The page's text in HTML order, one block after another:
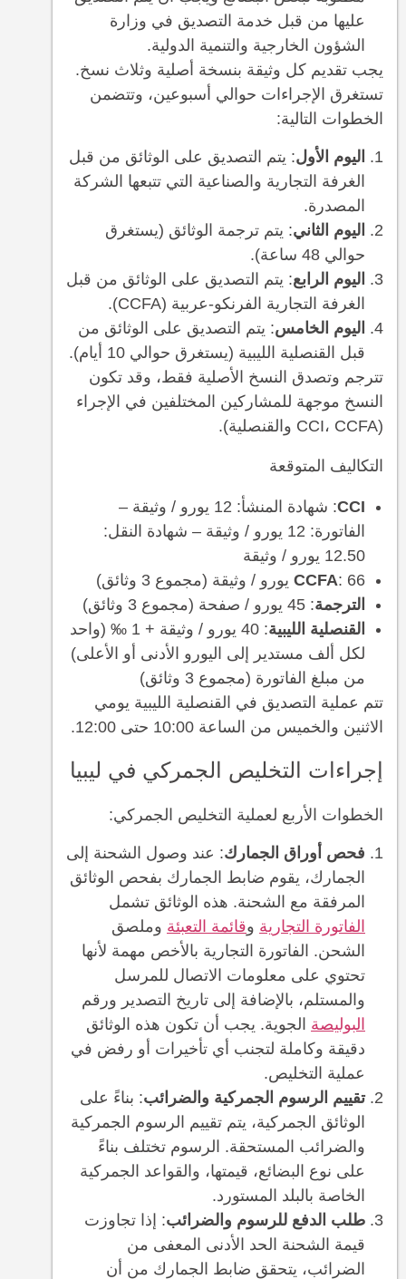
عليها من قبل خدمة التصديق في وزارة
الشؤون الخارجية والتنمية الدولية.
يجب تقديم كل وثيقة بنسخة أصلية وثلاث نسخ.
تستغرق الإجراءات حوالي أسبوعين، وتتضمن
الخطوات التالية:
اليوم الأول: يتم التصديق على الوثائق من قبل
الغرفة التجارية والصناعية التي تتبعها الشركة
المصدرة.
اليوم الثاني: يتم ترجمة الوثائق (يستغرق
حوالي 48 ساعة).
اليوم الرابع: يتم التصديق على الوثائق من قبل
الغرفة التجارية الفرنكو-عربية (CCFA).
اليوم الخامس: يتم التصديق على الوثائق من
قبل القنصلية الليبية (يستغرق حوالي 10 أيام).
تترجم وتصدق النسخ الأصلية فقط، وقد تكون
النسخ موجهة للمشاركين المختلفين في الإجراء
(CCI، CCFA والقنصلية).
التكاليف المتوقعة
CCI
: شهادة المنشأ: 12 يورو / وثيقة –
الفاتورة: 12 يورو / وثيقة – شهادة النقل:
12.50 يورو / وثيقة
CCFA: 66 يورو / وثيقة (مجموع 3 وثائق)
الترجمة: 45 يورو / صفحة (مجموع 3 وثائق)
القنصلية الليبية
: 40 يورو / وثيقة + 1 ‰ (واحد
لكل ألف مستدير إلى اليورو الأدنى أو الأعلى)
من مبلغ الفاتورة (مجموع 3 وثائق)
تتم عملية التصديق في القنصلية الليبية يومي
الاثنين والخميس من الساعة 10:00 حتى 12:00.
إجراءات التخليص الجمركي في ليبيا
الخطوات الأربع لعملية التخليص الجمركي:
فحص أوراق الجمارك: عند وصول الشحنة إلى
الجمارك، يقوم ضابط الجمارك بفحص الوثائق
المرفقة مع الشحنة. هذه الوثائق تشمل
الفاتورة التجارية وقائمة التعبئة وملصق
الشحن. الفاتورة التجارية بالأخص مهمة لأنها
تحتوي على معلومات الاتصال للمرسل
والمستلم، بالإضافة إلى تاريخ التصدير ورقم
البوليصة الجوية. يجب أن تكون هذه الوثائق
دقيقة وكاملة لتجنب أي تأخيرات أو رفض في
عملية التخليص.
تقييم الرسوم الجمركية والضرائب: بناءً على
الوثائق الجمركية، يتم تقييم الرسوم الجمركية
والضرائب المستحقة. الرسوم تختلف بناءً
على نوع البضائع، قيمتها، والقواعد الجمركية
الخاصة بالبلد المستورد.
طلب الدفع للرسوم والضرائب: إذا تجاوزت
قيمة الشحنة الحد الأدنى المعفى من
الضرائب، يتحقق ضابط الجمارك من أن